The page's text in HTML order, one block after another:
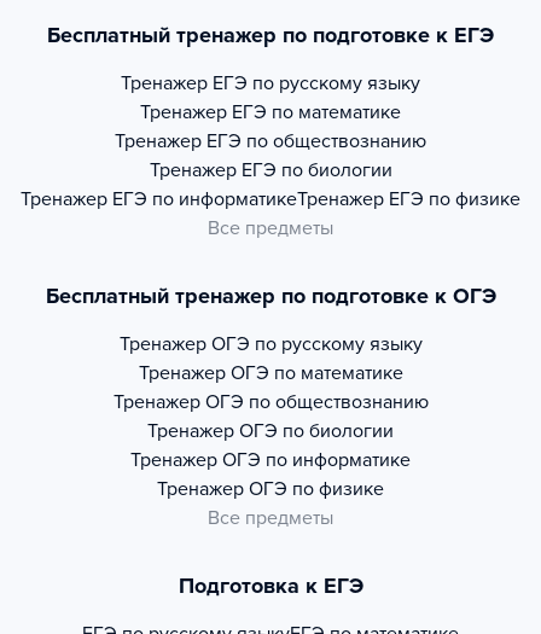
Бесплатный тренажер по подготовке к ЕГЭ
Тренажер ЕГЭ по русскому языку
Тренажер ЕГЭ по математике
Тренажер ЕГЭ по обществознанию
Тренажер ЕГЭ по биологии
Тренажер ЕГЭ по информатикеТренажер ЕГЭ по физике
Все предметы
Бесплатный тренажер по подготовке к ОГЭ
Тренажер ОГЭ по русскому языку
Тренажер ОГЭ по математике
Тренажер ОГЭ по обществознанию
Тренажер ОГЭ по биологии
Тренажер ОГЭ по информатике
Тренажер ОГЭ по физике
Все предметы
Подготовка к ЕГЭ